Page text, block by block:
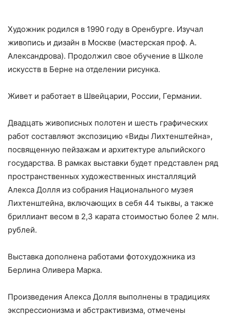
Художник родился в 1990 году в Оренбурге. Изучал
живопись и дизайн в Москве (мастерская проф. А.
Александрова). Продолжил свое обучение в Школе
искусств в Берне на отделении рисунка.
Живет и работает в Швейцарии, России, Германии.
Двадцать живописных полотен и шесть графических
работ составляют экспозицию «Виды Лихтенштейна»,
посвященную пейзажам и архитектуре альпийского
государства. В рамках выставки будет представлен ряд
пространственных художественных инсталляций
Алекса Долля из собрания Национального музея
Лихтенштейна, включающих в себя 44 тыквы, а также
бриллиант весом в 2,3 карата стоимостью более 2 млн.
рублей.
Выставка дополнена работами фотохудожника из
Берлина Оливера Марка.
Произведения Алекса Долля выполнены в традициях
экспрессионизма и абстрактивизма, отмечены